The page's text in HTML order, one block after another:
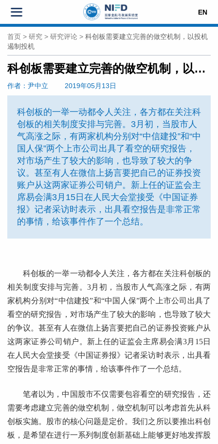
EN
首页 > 研究 > 研究评论 > 科创板需要建立完善的做空机制，以投机
遏制投机
科创板需要建立完善的做空机制，以投机遏制投机
作者 ：尹中立 2019年05月13日
科创板的一举一动都令人关注，各方都在关注科
创板的相关制度安排与完善。3月初，当股市人
气高涨之际，有两家机构分别对“中信建投”和“中
国人保”两个上市公司出具了看空的研究报告，
对市场产生了较大的影响，也导致了较大的争
议。甚至有人在微信上扬言要把自己的证券投资
账户从这两家证券公司销户。新上任的证监会主
席易会满3月15日在人民大会堂接受《中国证券
报》记者采访时表示，出具看空报告是非常正常
的事情，给该事件作了一个总结。
科创板的一举一动都令人关注，各方都在关注科创板的
相关制度安排与完善。3月初，当股市人气高涨之际，有两
家机构分别对“中信建投”和“中国人保”两个上市公司出具了
看空的研究报告，对市场产生了较大的影响，也导致了较大
的争议。甚至有人在微信上扬言要把自己的证券投资账户从
这两家证券公司销户。新上任的证监会主席易会满3月15日
在人民大会堂接受《中国证券报》记者采访时表示，出具看
空报告是非常正常的事情，给该事件作了一个总结。
笔者以为，中国股市不仅需要包容看空的研究报告，还
需要考虑建立完善的做空机制，做空机制可以考虑首先从科
创板实施。股市的核心问题是定价。我们之所以要推出科创
板，是希望在进行一系列制度创新基础上能够更好地发挥股